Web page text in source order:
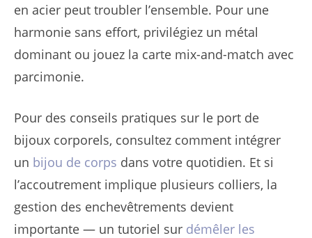
en acier peut troubler l’ensemble. Pour une
harmonie sans effort, privilégiez un métal
dominant ou jouez la carte mix-and-match avec
parcimonie.
Pour des conseils pratiques sur le port de
bijoux corporels, consultez comment intégrer
un bijou de corps dans votre quotidien. Et si
l’accoutrement implique plusieurs colliers, la
gestion des enchevêtrements devient
importante — un tutoriel sur démêler les